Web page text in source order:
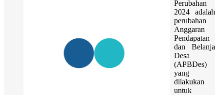
Perubahan
2024 adalah
perubahan
Anggaran
Pendapatan
dan Belanja
Desa
(APBDes)
yang
dilakukan
untuk